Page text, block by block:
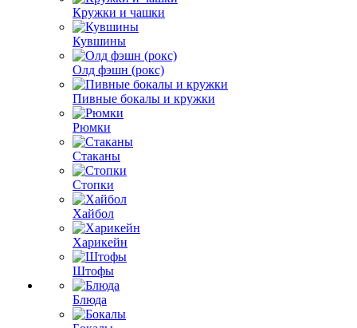
Кружки и чашки
Кувшины
Олд фэшн (рокс)
Пивные бокалы и кружки
Рюмки
Стаканы
Стопки
Хайбол
Харикейн
Штофы
Блюда